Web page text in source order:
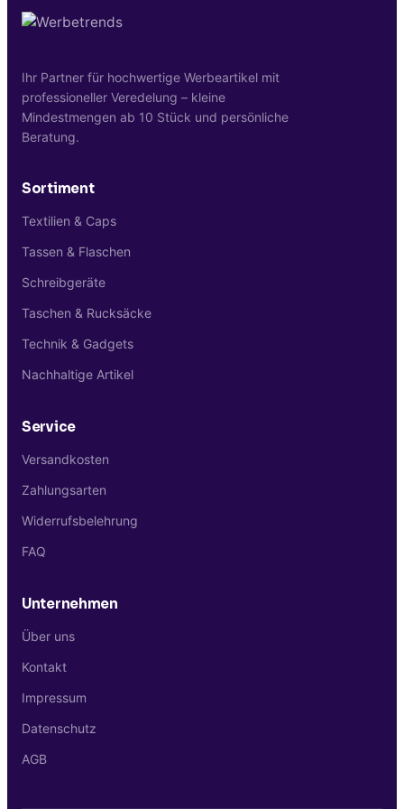
Ihr Partner für hochwertige Werbeartikel mit
professioneller Veredelung – kleine
Mindestmengen ab 10 Stück und persönliche
Beratung.
Sortiment
Textilien & Caps
Tassen & Flaschen
Schreibgeräte
Taschen & Rucksäcke
Technik & Gadgets
Nachhaltige Artikel
Service
Versandkosten
Zahlungsarten
Widerrufsbelehrung
FAQ
Unternehmen
Über uns
Kontakt
Impressum
Datenschutz
AGB